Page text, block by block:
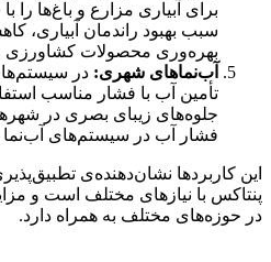
برای آبیاری مزارع و باغ‌ها را
سبب بهبود راندمان آبیاری،
بهره‌وری محصولات کشاورزی
آب‌نماهای شهری: در
تأمین آب با فشار مناسب
جلوه‌های زیبای بصری در
فشار آب در سیستم‌های آب‌نما
این کاربردها نشان‌دهنده‌ی
پنتاکس با نیازهای مختلف است و
در حوزه‌های مختلف به همراه دارد.